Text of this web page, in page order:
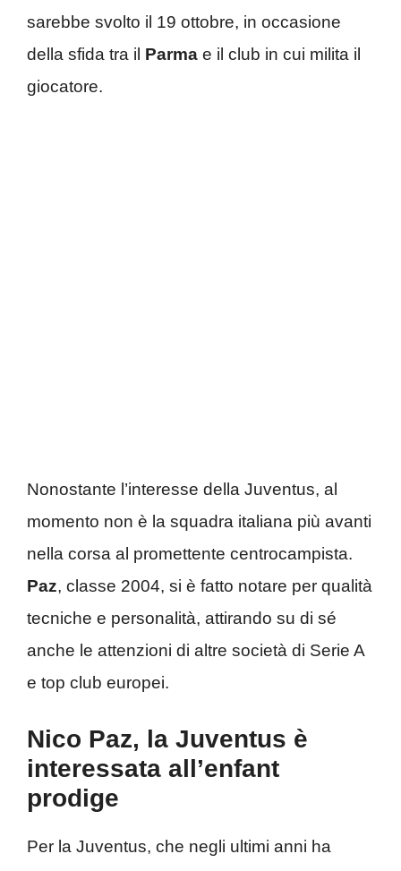
sarebbe svolto il 19 ottobre, in occasione
della sfida tra il Parma e il club in cui milita il
giocatore.
Nonostante l’interesse della Juventus, al
momento non è la squadra italiana più avanti
nella corsa al promettente centrocampista.
Paz, classe 2004, si è fatto notare per qualità
tecniche e personalità, attirando su di sé
anche le attenzioni di altre società di Serie A
e top club europei.
Nico Paz, la Juventus è
interessata all’enfant
prodige
Per la Juventus, che negli ultimi anni ha